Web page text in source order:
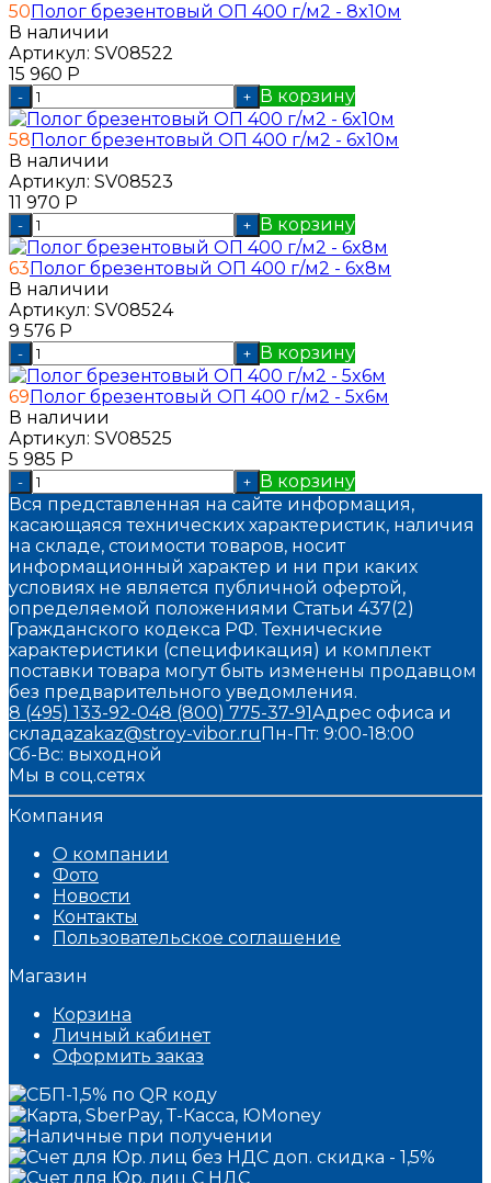
50Полог брезентовый ОП 400 г/м2 - 8x10м
В наличии
Артикул: SV08522
15 960 Р
- + В корзину
58Полог брезентовый ОП 400 г/м2 - 6x10м
В наличии
Артикул: SV08523
11 970 Р
- + В корзину
63Полог брезентовый ОП 400 г/м2 - 6x8м
В наличии
Артикул: SV08524
9 576 Р
- + В корзину
69Полог брезентовый ОП 400 г/м2 - 5x6м
В наличии
Артикул: SV08525
5 985 Р
- + В корзину
Вся представленная на сайте информация,
касающаяся технических характеристик, наличия
на складе, стоимости товаров, носит
информационный характер и ни при каких
условиях не является публичной офертой,
определяемой положениями Статьи 437(2)
Гражданского кодекса РФ. Технические
характеристики (спецификация) и комплект
поставки товара могут быть изменены продавцом
без предварительного уведомления.
8 (495) 133-92-048 (800) 775-37-91Адрес офиса и
складаzakaz@stroy-vibor.ruПн-Пт: 9:00-18:00
Сб-Вс: выходной
Мы в соц.сетях
Компания
О компании
Фото
Новости
Контакты
Пользовательское соглашение
Магазин
Корзина
Личный кабинет
Оформить заказ